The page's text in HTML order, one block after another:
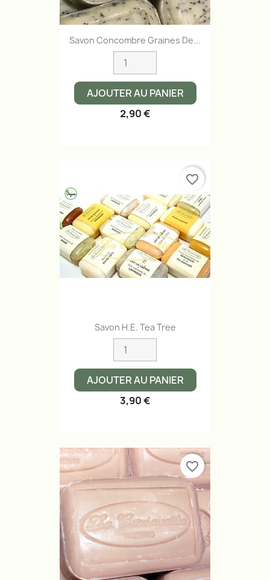
Savon Concombre Graines De...
AJOUTER AU PANIER
2,90 €
Savon H.E. Tea Tree
AJOUTER AU PANIER
3,90 €
favorite_border
favorite_border